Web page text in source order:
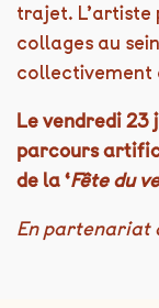
trajet. L’artiste
collages au
collectivement
Le vendredi 23
parcours
de la ‘Fête du
En partenariat